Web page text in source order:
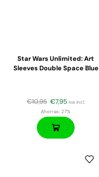
Star Wars Unlimited: Art
Sleeves Double Space Blue
€10,95 €7,95 iva incl.
Ahorras: 27%